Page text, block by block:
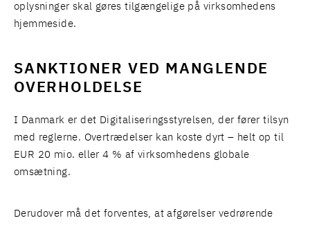
oplysninger skal gøres tilgængelige på virksomhedens
hjemmeside.
SANKTIONER VED MANGLENDE
OVERHOLDELSE
I Danmark er det Digitaliseringsstyrelsen, der fører tilsyn
med reglerne. Overtrædelser kan koste dyrt – helt op til
EUR 20 mio. eller 4 % af virksomhedens globale
omsætning.
Derudover må det forventes, at afgørelser vedrørende